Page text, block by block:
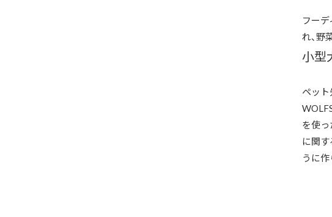
フー
れ、野
小型
ペッ
を使
に関
うに作